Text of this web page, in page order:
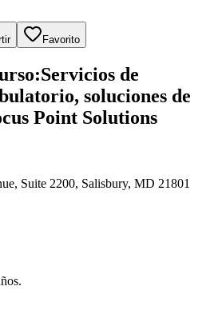
Favorito
:Servicios de
soluciones de
Point Solutions
Suite 2200, Salisbury, MD 21801